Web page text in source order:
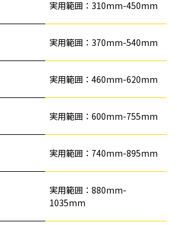
養生・フィルム ワイヤー・番線
着剤・スプレー等
検索
カタログダウンロード
ンを
）
塗装工事
ト
仮説・バリケード
を設ける
置・
保安）
災害、台風対策
・復旧貢献
解体・改修工事
実用範囲：310mm-450mm
実用範囲：370mm-540mm
実用範囲：460mm-620mm
実用範囲：600mm-755mm
実用範囲：740mm-895mm
実用範囲：880mm-
1035mm